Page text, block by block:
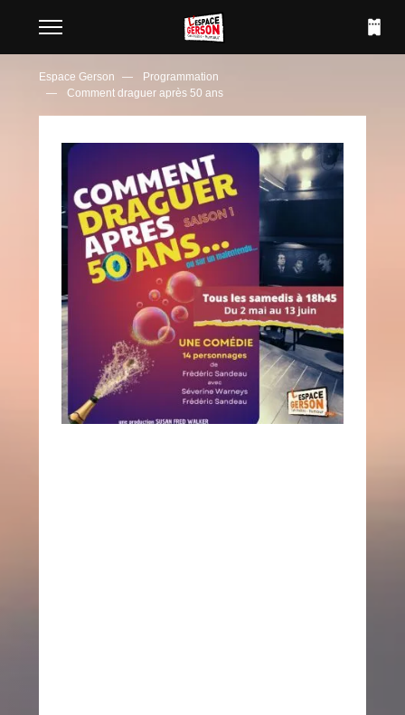
Espace Gerson
Programmation
Comment draguer après 50 ans